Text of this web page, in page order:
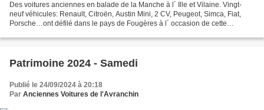
Des voitures anciennes en balade de la Manche à l´ Ille et Vilaine. Vingt-
neuf véhicules: Renault, Citroën, Austin Mini, 2 CV, Peugeot, Simca, Fiat,
Porsche…ont défilé dans le pays de Fougères à l´ occasion de cette
Patrimoine 2024 - Samedi
Publié le 24/09/2024 à 20:18
Par Anciennes Voitures de l'Avranchin